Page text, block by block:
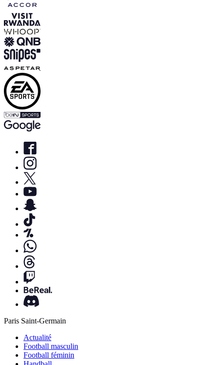
Paris Saint-Germain
Actualité
Football masculin
Football féminin